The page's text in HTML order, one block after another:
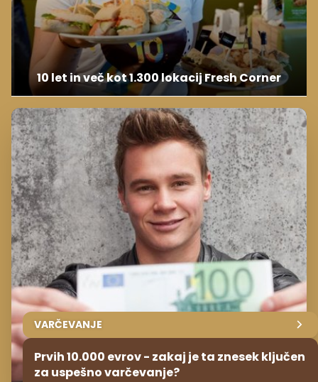
10 let in več kot 1.300 lokacij Fresh Corner
VARČEVANJE
Prvih 10.000 evrov - zakaj je ta znesek ključen
za uspešno varčevanje?